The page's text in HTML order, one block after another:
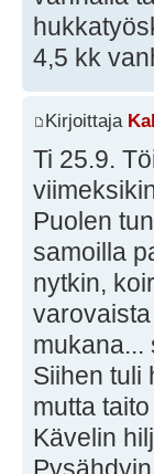
4,5 kk
Kirjoittaja
Ti 25.9.
Puolen
samoilla
nytkin,
mukana...
Siihen tuli
mutta
Kävelin